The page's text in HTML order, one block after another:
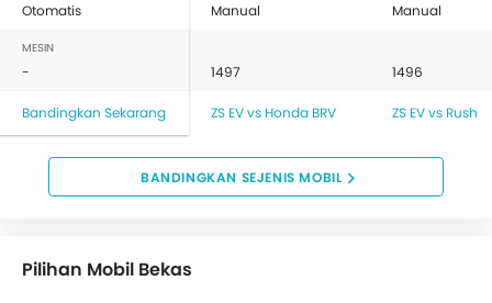
Otomatis Manual Manual
MESIN
- 1497 1496
Bandingkan Sekarang ZS EV vs Honda BRV ZS EV vs Rush
BANDINGKAN SEJENIS MOBIL
Pilihan Mobil Bekas